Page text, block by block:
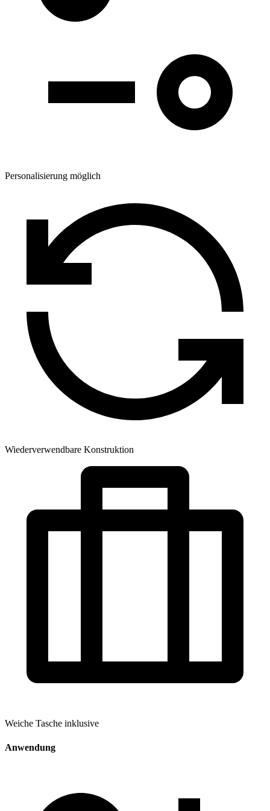
Personalisierung möglich
Wiederverwendbare Konstruktion
Weiche Tasche inklusive
Anwendung